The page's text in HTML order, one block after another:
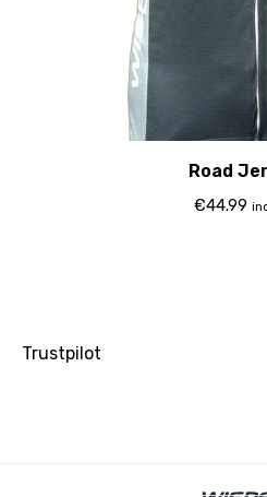
Road
€44.99
Trustpilot